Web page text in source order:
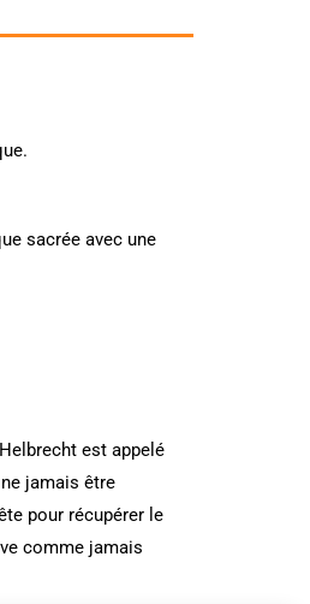
sacrée avec une
est appelé
jamais être
pour récupérer le
comme jamais